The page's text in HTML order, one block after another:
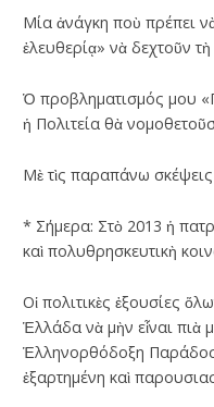
Μία ἀνάγκη ποὺ πρέπει
ἐλευθερίᾳ» νὰ δεχτοῦν
Ὁ προβληματισμός μου
ἡ Πολιτεία θὰ
Μὲ τὶς παραπάνω
* Σήμερα: Στὸ 2013 ἡ
καὶ πολυθρησκευτικὴ
Οἱ πολιτικὲς ἐξουσίες
Ἑλλάδα νὰ μὴν εἶναι πιὰ
Ἑλληνορθόδοξη
ἐξαρτημένη καὶ